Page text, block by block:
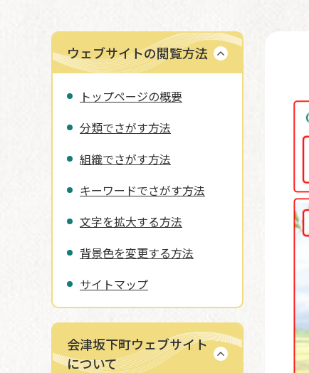
ウェブサイトの閲覧方法
トップページの概要
分類でさがす方法
組織でさがす方法
キーワードでさがす方法
文字を拡大する方法
背景色を変更する方法
サイトマップ
会津坂下町ウェブサイト
について